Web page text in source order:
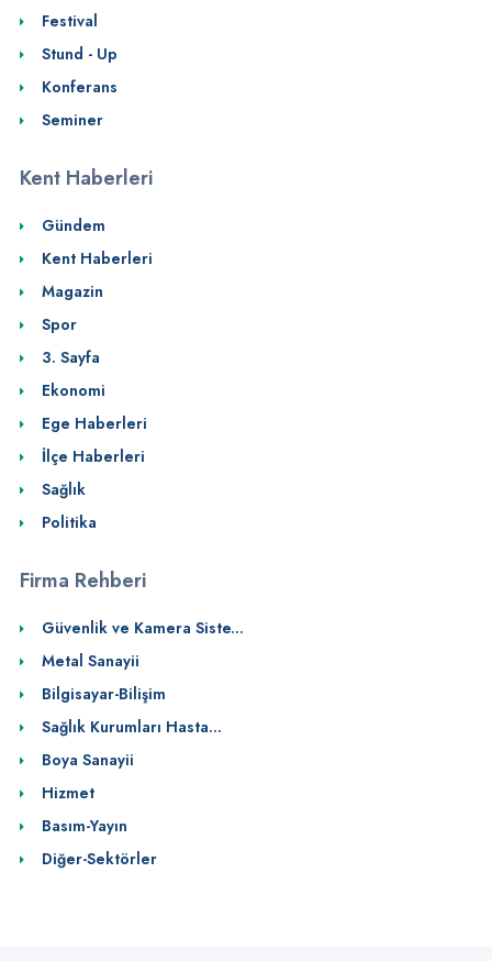
Festival
Stund - Up
Konferans
Seminer
Kent Haberleri
Gündem
Kent Haberleri
Magazin
Spor
3. Sayfa
Ekonomi
Ege Haberleri
İlçe Haberleri
Sağlık
Politika
Firma Rehberi
Güvenlik ve Kamera Siste...
Metal Sanayii
Bilgisayar-Bilişim
Sağlık Kurumları Hasta...
Boya Sanayii
Hizmet
Basım-Yayın
Diğer-Sektörler